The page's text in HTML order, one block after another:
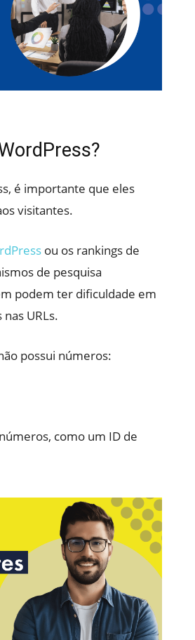
é importante que eles
visitantes.
ou os rankings de
de pesquisa
podem ter dificuldade em
URLs.
possui números:
como um ID de